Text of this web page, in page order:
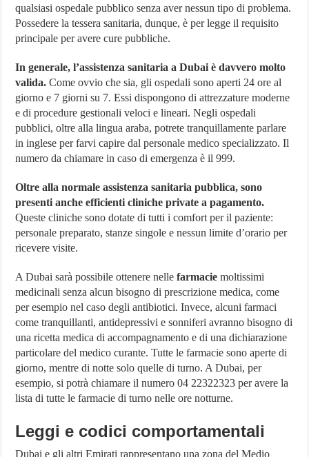
qualsiasi ospedale pubblico senza aver nessun tipo di problema.
Possedere la tessera sanitaria, dunque, è per legge il requisito
principale per avere cure pubbliche.
In generale, l’assistenza sanitaria a Dubai è davvero molto
valida. Come ovvio che sia, gli ospedali sono aperti 24 ore al
giorno e 7 giorni su 7. Essi dispongono di attrezzature moderne
e di procedure gestionali veloci e lineari. Negli ospedali
pubblici, oltre alla lingua araba, potrete tranquillamente parlare
in inglese per farvi capire dal personale medico specializzato. Il
numero da chiamare in caso di emergenza è il 999.
Oltre alla normale assistenza sanitaria pubblica, sono
presenti anche efficienti cliniche private a pagamento.
Queste cliniche sono dotate di tutti i comfort per il paziente:
personale preparato, stanze singole e nessun limite d’orario per
ricevere visite.
A Dubai sarà possibile ottenere nellefarmacie moltissimi
medicinali senza alcun bisogno di prescrizione medica, come
per esempio nel caso degli antibiotici. Invece, alcuni farmaci
come tranquillanti, antidepressivi e sonniferi avranno bisogno di
una ricetta medica di accompagnamento e di una dichiarazione
particolare del medico curante. Tutte le farmacie sono aperte di
giorno, mentre di notte solo quelle di turno. A Dubai, per
esempio, si potrà chiamare il numero 04 22322323 per avere la
lista di tutte le farmacie di turno nelle ore notturne.
Leggi e codici comportamentali
Dubai e gli altri Emirati rappresentano una zona del Medio